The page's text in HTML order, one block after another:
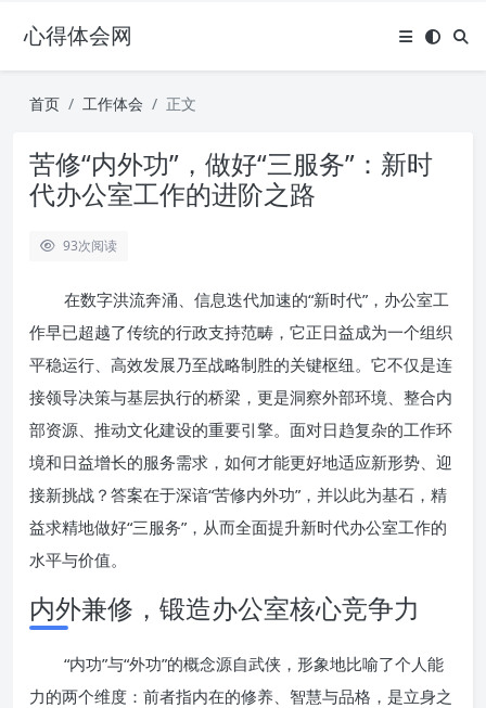
心得体会网
首页 工作体会 正文
苦修“内外功”，做好“三服务”：新时
代办公室工作的进阶之路
93次阅读
在数字洪流奔涌、信息迭代加速的“新时代”，办公室工
作早已超越了传统的行政支持范畴，它正日益成为一个组织
平稳运行、高效发展乃至战略制胜的关键枢纽。它不仅是连
接领导决策与基层执行的桥梁，更是洞察外部环境、整合内
部资源、推动文化建设的重要引擎。面对日趋复杂的工作环
境和日益增长的服务需求，如何才能更好地适应新形势、迎
接新挑战？答案在于深谙“苦修内外功”，并以此为基石，精
益求精地做好“三服务”，从而全面提升新时代办公室工作的
水平与价值。
内外兼修，锻造办公室核心竞争力
“内功”与“外功”的概念源自武侠，形象地比喻了个人能
力的两个维度：前者指内在的修养、智慧与品格，是立身之